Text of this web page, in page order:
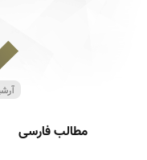
مطالب فارسی